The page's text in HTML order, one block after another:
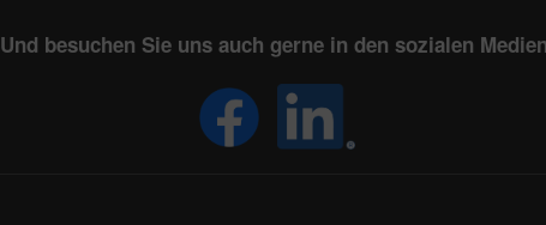
Und besuchen Sie uns auch gerne in den sozialen